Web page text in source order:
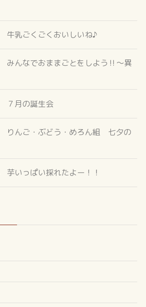
牛乳ごくごくおいしいね♪
みんなでおままごとをしよう‼～異
７月の誕生会
りんご・ぶどう・めろん組 七夕の
芋いっぱい採れたよー！！